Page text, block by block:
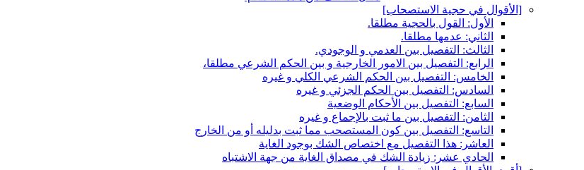
[الأقوال في حجية الاستصحاب‏]
الأول: القول بالحجية مطلقا.
الثاني: عدمها مطلقا.
الثالث: التفصيل بين العدمي و الوجودي.
الرابع: التفصيل بين الامور الخارجية و بين الحكم الشرعي مطلقا،
الخامس: التفصيل بين الحكم الشرعي الكلي و غيره
السادس: التفصيل بين الحكم الجزئي و غيره
السابع: التفصيل بين الأحكام الوضعية
الثامن: التفصيل بين ما ثبت بالإجماع و غيره
التاسع: التفصيل بين كون المستصحب مما ثبت بدليله أو من الخارج
العاشر: هذا التفصيل مع اختصاص الشك بوجود الغاية
الحادي عشر: زيادة الشك في مصداق الغاية من جهة الاشتباه